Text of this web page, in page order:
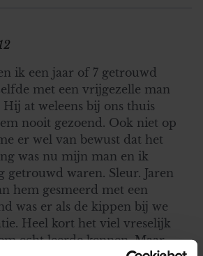
ik een jaar of 7 getrouwd
met een vrijgezelle man
Hij at weleens bij ons thuis
nooit gezoend. Ook niet op
er wel van bewust dat het
was nu mijn man en ik
getrouwd waren. Sleur. Jaren
hem gesmeerd met een
was er als de kippen bij we
Heel kort het viel vreselijk
echt leerde kennen. Maar